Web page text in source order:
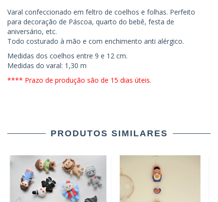
Varal confeccionado em feltro de coelhos e folhas. Perfeito
para decoração de Páscoa, quarto do bebê, festa de
aniversário, etc.
Todo costurado à mão e com enchimento anti alérgico.
Medidas dos coelhos entre 9 e 12 cm.
Medidas do varal: 1,30 m
**** Prazo de produção são de 15 dias úteis.
PRODUTOS SIMILARES